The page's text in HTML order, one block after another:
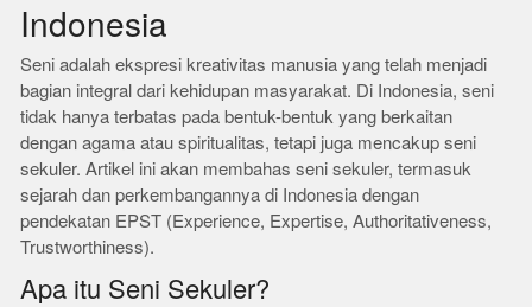
Indonesia
Seni adalah ekspresi kreativitas manusia yang telah menjadi
bagian integral dari kehidupan masyarakat. Di Indonesia, seni
tidak hanya terbatas pada bentuk-bentuk yang berkaitan
dengan agama atau spiritualitas, tetapi juga mencakup seni
sekuler. Artikel ini akan membahas seni sekuler, termasuk
sejarah dan perkembangannya di Indonesia dengan
pendekatan EPST (Experience, Expertise, Authoritativeness,
Trustworthiness).
Apa itu Seni Sekuler?